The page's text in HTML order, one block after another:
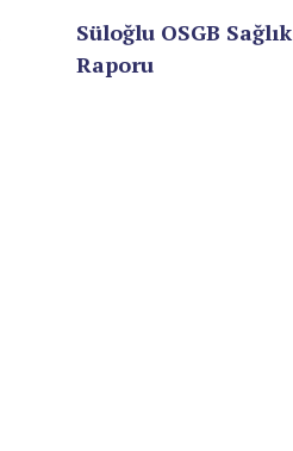
Süloğlu OSGB Sağlık
Raporu